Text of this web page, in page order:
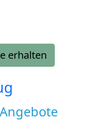
erhalten